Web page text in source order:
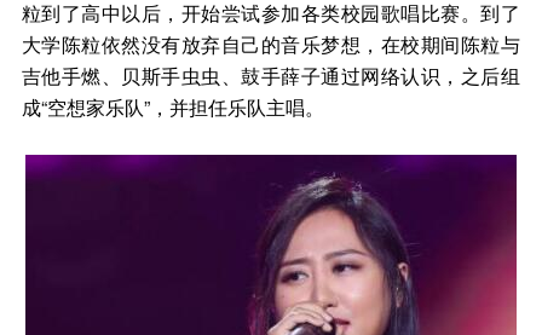
粒到了高中以后，开始尝试参加各类校园歌唱比赛。到了
大学陈粒依然没有放弃自己的音乐梦想，在校期间陈粒与
吉他手燃、贝斯手虫虫、鼓手薛子通过网络认识，之后组
成“空想家乐队”，并担任乐队主唱。